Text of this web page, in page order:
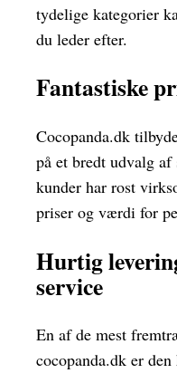
tydelige kategorier
du leder efter.
Fantastiske
Cocopanda.dk
på et bredt udvalg af
kunder har rost
priser og værdi for
Hurtig
service
En af de mest
cocopanda.dk er